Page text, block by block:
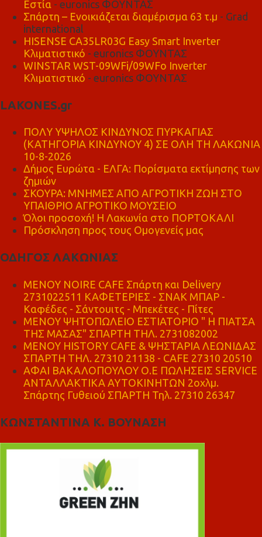
Εστία - euronics ΦΟΥΝΤΑΣ
Σπάρτη – Ενοικιάζεται διαμέρισμα 63 τ.μ - Grad
international
HISENSE CA35LR03G Easy Smart Inverter
Κλιματιστικό - euronics ΦΟΥΝΤΑΣ
WINSTAR WST-09WFi/09WFo Inverter
Κλιματιστικό - euronics ΦΟΥΝΤΑΣ
LAKONES.gr
ΠΟΛΥ ΥΨΗΛΟΣ ΚΙΝΔΥΝΟΣ ΠΥΡΚΑΓΙΑΣ
(ΚΑΤΗΓΟΡΙΑ ΚΙΝΔΥΝΟΥ 4) ΣΕ ΟΛΗ ΤΗ ΛΑΚΩΝΙΑ
10-8-2026
Δήμος Ευρώτα - ΕΛΓΑ: Πορίσματα εκτίμησης των
ζημιών
ΣΚΟΥΡΑ: ΜΝΗΜΕΣ ΑΠΟ ΑΓΡΟΤΙΚΗ ΖΩΗ ΣΤΟ
ΥΠΑΙΘΡΙΟ ΑΓΡΟΤΙΚΟ ΜΟΥΣΕΙΟ
Όλοι προσοχή! Η Λακωνία στο ΠΟΡΤΟΚΑΛΙ
Πρόσκληση προς τους Ομογενείς μας
ΟΔΗΓΟΣ ΛΑΚΩΝΙΑΣ
MENOY NOIRE CAFE Σπάρτη και Delivery
2731022511 ΚΑΦΕΤΕΡΙΕΣ - ΣΝΑΚ ΜΠΑΡ -
Καφέδες - Σάντουιτς - Μπεκέτες - Πίτες
ΜΕΝΟΥ ΨΗΤΟΠΩΛΕΙΟ ΕΣΤΙΑΤΟΡΙΟ " Η ΠΙΑΤΣΑ
ΤΗΣ ΜΑΣΑΣ" ΣΠΑΡΤΗ ΤΗΛ. 2731082002
ΜΕΝΟΥ HISTORY CAFE & ΨΗΣΤΑΡΙΑ ΛΕΩΝΙΔΑΣ
ΣΠΑΡΤΗ ΤΗΛ. 27310 21138 - CAFE 27310 20510
ΑΦΑΙ ΒΑΚΑΛΟΠΟΥΛΟΥ Ο.Ε ΠΩΛΗΣΕΙΣ SERVICE
ΑΝΤΑΛΛΑΚΤΙΚΑ ΑΥΤΟΚΙΝΗΤΩΝ 2οχλμ.
Σπάρτης Γυθειού ΣΠΑΡΤΗ Τηλ. 27310 26347
ΚΩΝΣΤΑΝΤΙΝΑ Κ. ΒΟΥΝΑΣΗ